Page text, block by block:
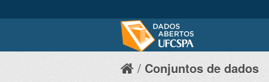
Conjuntos de dados